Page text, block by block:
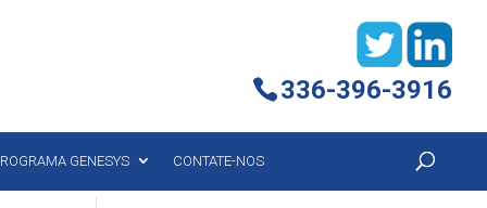
336-396-3916
GENESYS CONTATE-NOS